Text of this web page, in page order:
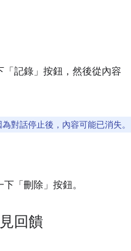
記錄」 按鈕，然後從內容
對話停止後，內容可能已消失。
「刪除」 按鈕。
回饋